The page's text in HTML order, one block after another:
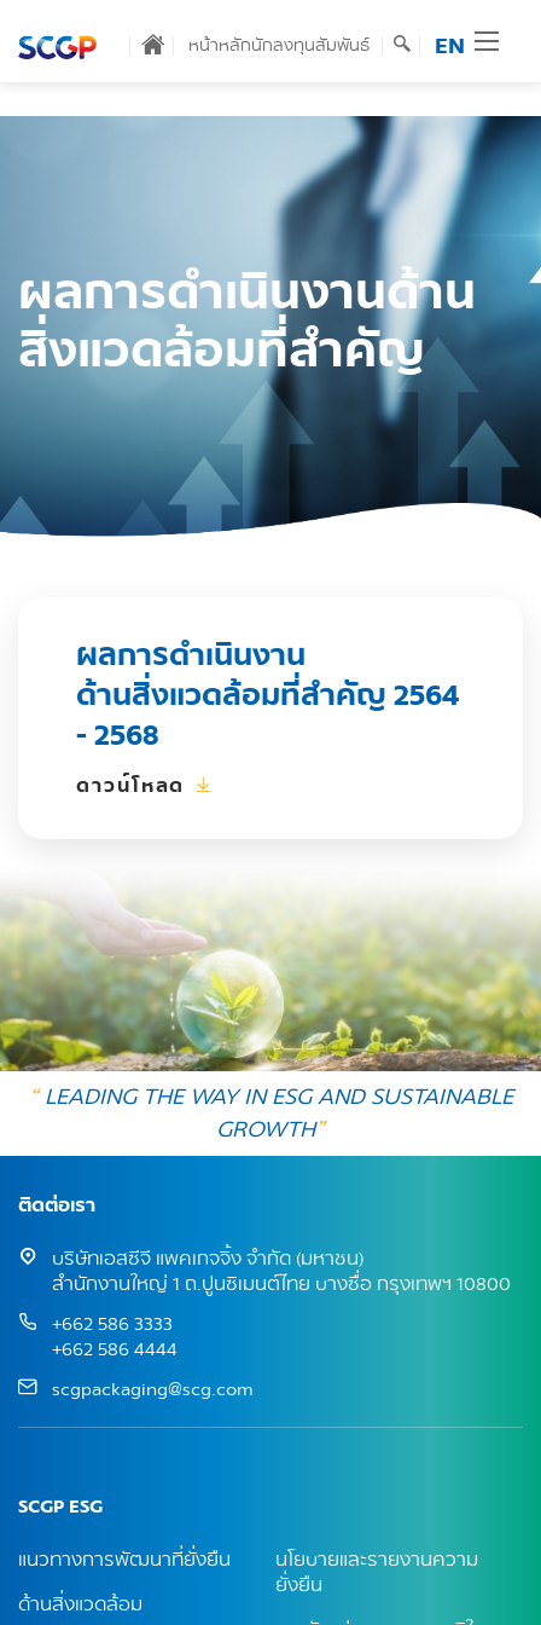
หน้าหลักนักลงทุนสัมพันธ์ EN
ผลการดำเนินงานด้าน
สิ่งแวดล้อมที่สำคัญ
ผลการดำเนินงาน
ด้านสิ่งแวดล้อมที่สำคัญ 2564
- 2568
ดาวน์โหลด
“LEADING THE WAY IN ESG AND SUSTAINABLE
GROWTH”
ติดต่อเรา
บริษัทเอสซีจี แพคเกจจิ้ง จำกัด (มหาชน)
สำนักงานใหญ่ 1 ถ.ปูนซิเมนต์ไทย บางซื่อ กรุงเทพฯ 10800
+662 586 3333
+662 586 4444
scgpackaging@scg.com
SCGP ESG
แนวทางการพัฒนาที่ยั่งยืน
ด้านสิ่งแวดล้อม
นโยบายและรายงานความ
ยั่งยืน